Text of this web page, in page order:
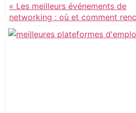
« Les meilleurs événements de
networking : où et comment
les bonnes personnes »